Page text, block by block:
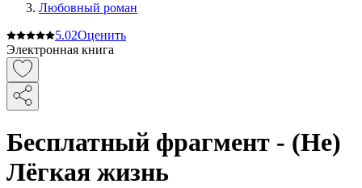
Любовный роман
5.02Оценить
Электронная книга
Бесплатный фрагмент - (Не)
Лёгкая жизнь